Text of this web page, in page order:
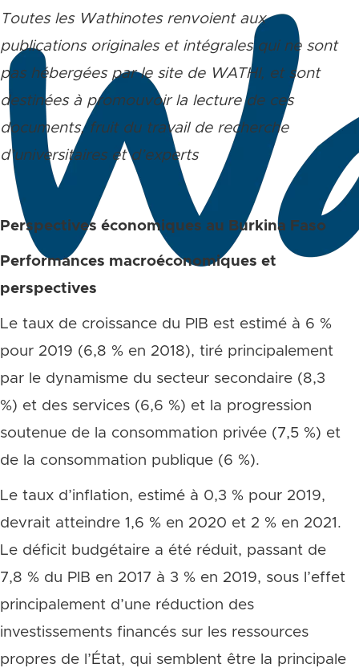
Toutes les Wathinotes renvoient aux
publications originales et intégrales qui ne sont
pas hébergées par le site de WATHI, et sont
destinées à promouvoir la lecture de ces
documents, fruit du travail de recherche
d’universitaires et d’experts
Perspectives économiques au Burkina Faso
Performances macroéconomiques et
perspectives
Le taux de croissance du PIB est estimé à 6 %
pour 2019 (6,8 % en 2018), tiré principalement
par le dynamisme du secteur secondaire (8,3
%) et des services (6,6 %) et la progression
soutenue de la consommation privée (7,5 %) et
de la consommation publique (6 %).
Le taux d’inflation, estimé à 0,3 % pour 2019,
devrait atteindre 1,6 % en 2020 et 2 % en 2021.
Le déficit budgétaire a été réduit, passant de
7,8 % du PIB en 2017 à 3 % en 2019, sous l’effet
principalement d’une réduction des
investissements financés sur les ressources
propres de l’État, qui semblent être la principale